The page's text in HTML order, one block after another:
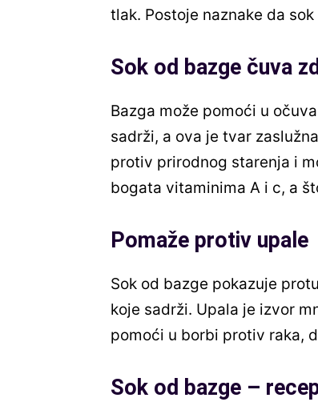
tlak. Postoje naznake da
Sok od bazge čuva
Bazga može pomoći u
sadrži, a ova je tvar
protiv prirodnog starenja i
bogata vitaminima A i c, a
Pomaže protiv upale
Sok od bazge pokazuje
koje sadrži. Upala je izvor
pomoći u borbi protiv raka,
Sok od bazge –